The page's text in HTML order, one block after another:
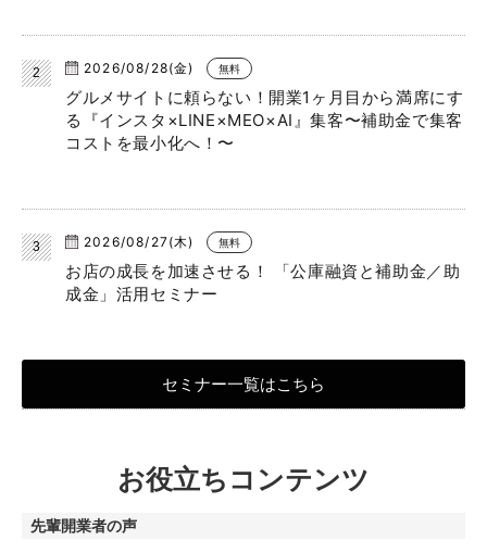
2026/08/28(金) 無料
グルメサイトに頼らない！開業1ヶ月目から満席にす
る『インスタ×LINE×MEO×AI』集客〜補助金で集客
コストを最小化へ！〜
2026/08/27(木) 無料
お店の成長を加速させる！ 「公庫融資と補助金／助
成金」活用セミナー
セミナー一覧はこちら
お役立ちコンテンツ
先輩開業者の声